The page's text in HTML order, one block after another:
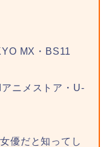
MX・BS11
ニメストア・U-
優だと知ってし